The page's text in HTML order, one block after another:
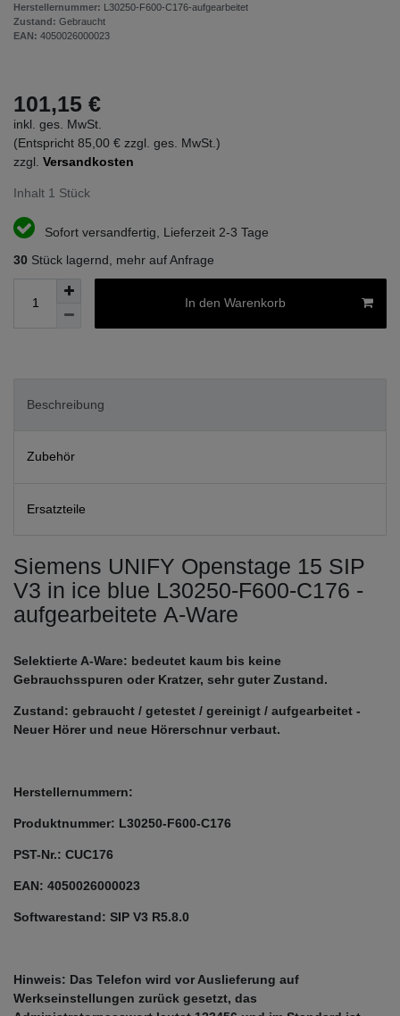
Herstellernummer: L30250-F600-C176-aufgearbeitet
Zustand: Gebraucht
EAN: 4050026000023
101,15 €
inkl. ges. MwSt.
(Entspricht 85,00 € zzgl. ges. MwSt.)
zzgl. Versandkosten
Inhalt 1 Stück
Sofort versandfertig, Lieferzeit 2-3 Tage
30 Stück lagernd, mehr auf Anfrage
In den Warenkorb
Beschreibung
Zubehör
Ersatzteile
Siemens UNIFY Openstage 15 SIP
V3 in ice blue L30250-F600-C176 -
aufgearbeitete A-Ware
Selektierte A-Ware: bedeutet kaum bis keine
Gebrauchsspuren oder Kratzer, sehr guter Zustand.
Zustand: gebraucht / getestet / gereinigt / aufgearbeitet -
Neuer Hörer und neue Hörerschnur verbaut.
Herstellernummern:
Produktnummer: L30250-F600-C176
PST-Nr.: CUC176
EAN: 4050026000023
Softwarestand: SIP V3 R5.8.0
Hinweis: Das Telefon wird vor Auslieferung auf
Werkseinstellungen zurück gesetzt, das